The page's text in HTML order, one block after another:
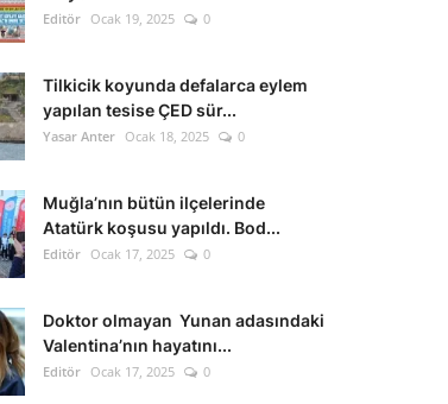
Editör Ocak 19, 2025 0
Tilkicik koyunda defalarca eylem
yapılan tesise ÇED sür...
Yasar Anter Ocak 18, 2025 0
Muğla’nın bütün ilçelerinde
Atatürk koşusu yapıldı. Bod...
Editör Ocak 17, 2025 0
Doktor olmayan Yunan adasındaki
Valentina’nın hayatını...
Editör Ocak 17, 2025 0